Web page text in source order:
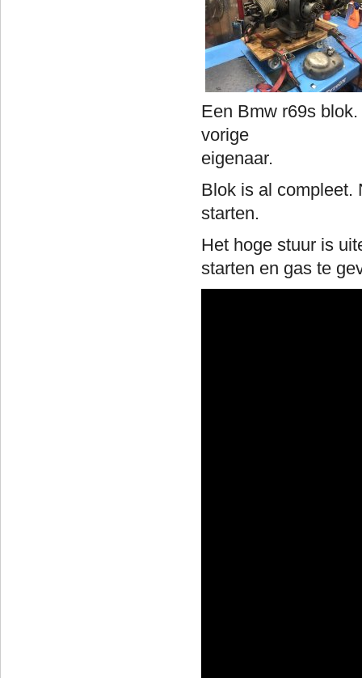
Een Bmw r69s
vorige
Blok is al compleet.
starten.
Het hoge stuur is
starten en gas te